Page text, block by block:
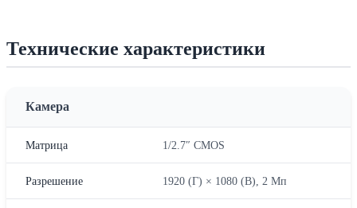
Технические характеристики
Камера
Матрица 1/2.7″ CMOS
Разрешение 1920 (Г) × 1080 (В), 2 Мп